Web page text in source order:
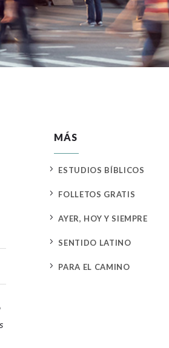
MÁS
5 ESTUDIOS BÍBLICOS
5 FOLLETOS GRATIS
5 AYER, HOY Y SIEMPRE
5 SENTIDO LATINO
5 PARA EL CAMINO